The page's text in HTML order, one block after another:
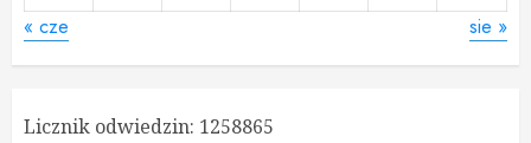
« cze sie »
Licznik odwiedzin: 1258865